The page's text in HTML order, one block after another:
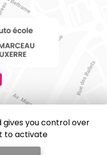
gives you control over
to activate